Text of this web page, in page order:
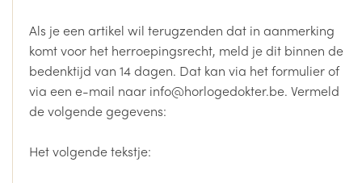
Als je een artikel wil terugzenden dat in aanmerking
komt voor het herroepingsrecht, meld je dit binnen de
bedenktijd van 14 dagen. Dat kan via het formulier of
via een e-mail naar info@horlogedokter.be. Vermeld
de volgende gegevens:
Het volgende tekstje: